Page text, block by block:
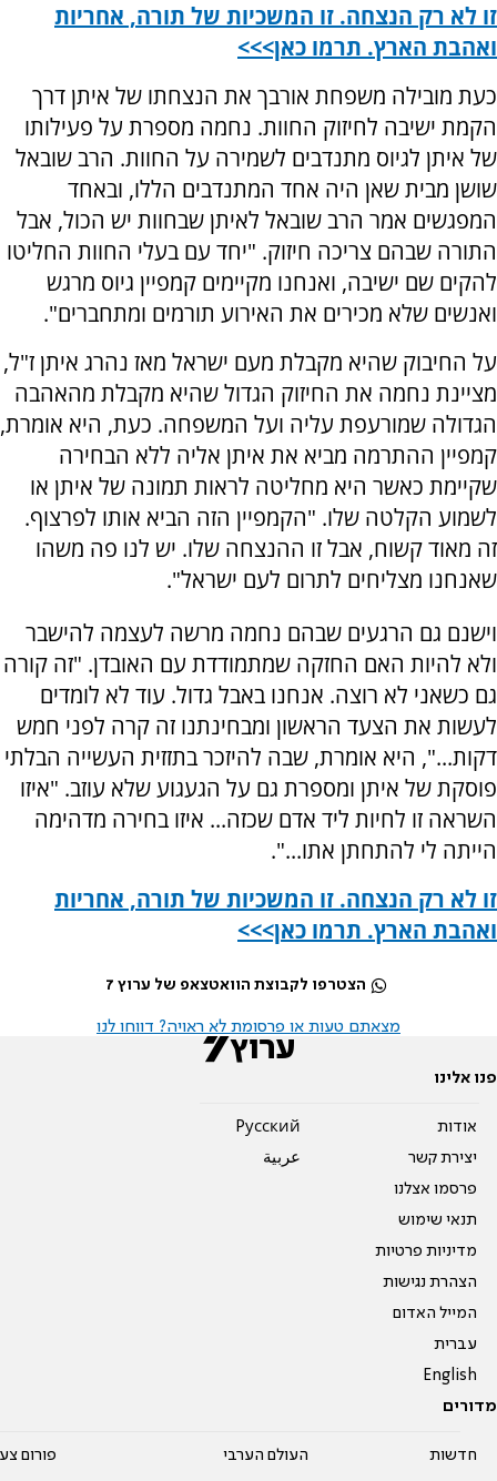
זו לא רק הנצחה. זו המשכיות של תורה, אחריות
ואהבת הארץ. תרמו כאן>>>
כעת מובילה משפחת אורבך את הנצחתו של איתן דרך
הקמת ישיבה לחיזוק החוות. נחמה מספרת על פעילותו
של איתן לגיוס מתנדבים לשמירה על החוות. הרב שובאל
שושן מבית שאן היה אחד המתנדבים הללו, ובאחד
המפגשים אמר הרב שובאל לאיתן שבחוות יש הכול, אבל
התורה שבהם צריכה חיזוק. "יחד עם בעלי החוות החליטו
להקים שם ישיבה, ואנחנו מקיימים קמפיין גיוס מרגש
ואנשים שלא מכירים את האירוע תורמים ומתחברים".
על החיבוק שהיא מקבלת מעם ישראל מאז נהרג איתן ז"ל,
מציינת נחמה את החיזוק הגדול שהיא מקבלת מהאהבה
הגדולה שמורעפת עליה ועל המשפחה. כעת, היא אומרת,
קמפיין ההתרמה מביא את איתן אליה ללא הבחירה
שקיימת כאשר היא מחליטה לראות תמונה של איתן או
לשמוע הקלטה שלו. "הקמפיין הזה הביא אותו לפרצוף.
זה מאוד קשוח, אבל זו ההנצחה שלו. יש לנו פה משהו
שאנחנו מצליחים לתרום לעם ישראל".
וישנם גם הרגעים שבהם נחמה מרשה לעצמה להישבר
ולא להיות האם החזקה שמתמודדת עם האובדן. "זה קורה
גם כשאני לא רוצה. אנחנו באבל גדול. עוד לא לומדים
לעשות את הצעד הראשון ומבחינתנו זה קרה לפני חמש
דקות...", היא אומרת, שבה להיזכר בתזזית העשייה הבלתי
פוסקת של איתן ומספרת גם על הגעגוע שלא עוזב. "איזו
השראה זו לחיות ליד אדם שכזה... איזו בחירה מדהימה
הייתה לי להתחתן אתו...".
זו לא רק הנצחה. זו המשכיות של תורה, אחריות
ואהבת הארץ. תרמו כאן>>>
הצטרפו לקבוצת הוואטצאפ של ערוץ 7
מצאתם טעות או פרסומת לא ראויה? דווחו לנו
פנו אלינו
אודות
יצירת קשר
פרסמו אצלנו
תנאי שימוש
מדיניות פרטיות
הצהרת נגישות
המייל האדום
עברית
English
Pусский
عربية
מדורים
חדשות
העולם הערבי
פורום